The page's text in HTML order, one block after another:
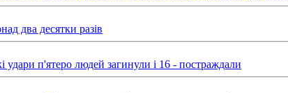
два десятки разів
удари п'ятеро людей загинули і 16 - постраждали